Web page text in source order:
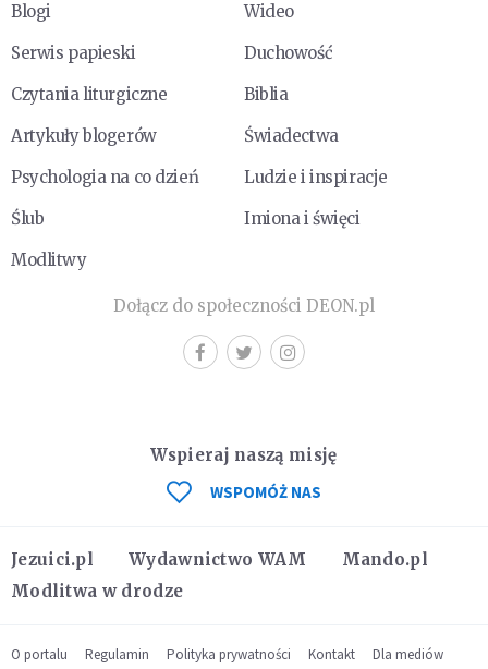
Blogi
Wideo
Serwis papieski
Duchowość
Czytania liturgiczne
Biblia
Artykuły blogerów
Świadectwa
Psychologia na co dzień
Ludzie i inspiracje
Ślub
Imiona i święci
Modlitwy
Dołącz do społeczności DEON.pl
Jezuici.pl Wydawnictwo WAM
Mando.pl
Modlitwa w drodze
Wspieraj naszą misję
WSPOMÓŻ NAS
O portalu Regulamin Polityka prywatności Kontakt Dla mediów